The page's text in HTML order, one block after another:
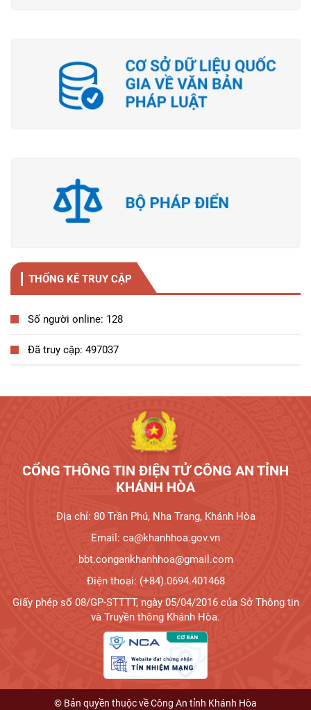
THỐNG KÊ TRUY CẬP
Số người online: 128
Đã truy cập: 497037
CỔNG THÔNG TIN ĐIỆN TỬ CÔNG AN TỈNH
KHÁNH HÒA
Địa chỉ: 80 Trần Phú, Nha Trang, Khánh Hòa
Email: ca@khanhhoa.gov.vn
bbt.congankhanhhoa@gmail.com
Điện thoại: (+84).0694.401468
Giấy phép số 08/GP-STTTT, ngày 05/04/2016 của Sở Thông tin
và Truyền thông Khánh Hòa.
© Bản quyền thuộc về Công An tỉnh Khánh Hòa